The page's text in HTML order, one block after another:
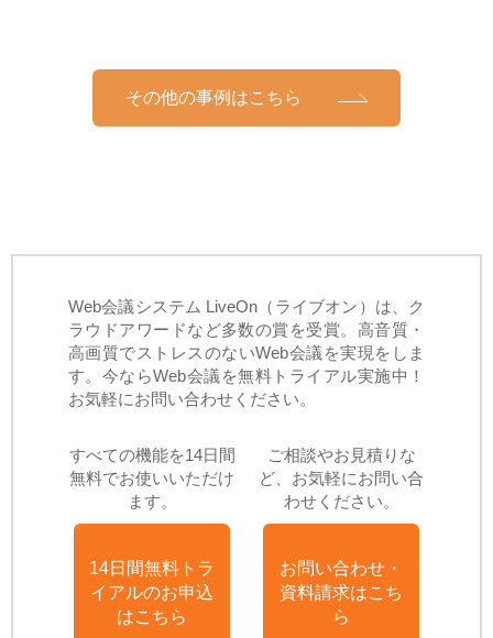
その他の事例はこちら
Web会議システム LiveOn（ライブオン）は、ク
ラウドアワードなど多数の賞を受賞。高音質・
高画質でストレスのないWeb会議を実現をしま
す。今ならWeb会議を無料トライアル実施中！
お気軽にお問い合わせください。
すべての機能を14日間
無料でお使いいただけ
ます。
14日間無料トラ
イアルのお申込
はこちら
ご相談やお見積りな
ど、お気軽にお問い合
わせください。
お問い合わせ・
資料請求はこち
ら